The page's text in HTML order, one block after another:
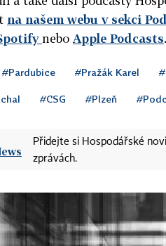
na našem webu v sekci
nebo Apple Podcasts.
#Pardubice #Pražák Karel
#CSG #Plzeň
Přidejte si Hospodářské
zprávách.